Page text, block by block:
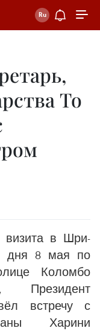
То
визита в Шри-
дня 8 мая по
Коломбо
Президент
встречу с
Харини